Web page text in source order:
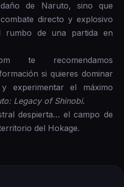
daño de Naruto, sino que
directo y explosivo
rumbo de una partida en
te recomendamos
si quieres dominar
experimentar el máximo
Legacy of Shinobi.
despierta… el campo de
del Hokage.